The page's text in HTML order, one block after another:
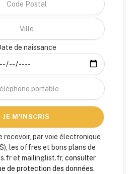
de naissance
recevoir, par voie électronique
les offres et bons plans de
et mailinglist.fr, consulter
de protection des données.